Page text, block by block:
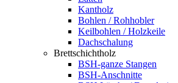
Kantholz
Bohlen / Rohhobler
Keilbohlen / Holzkeile
Dachschalung
Brettschichtholz
BSH-ganze Stangen
BSH-Anschnitte